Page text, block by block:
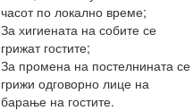
часот по локално време;
За хигиената на собите се
грижат гостите;
За промена на постелнината се
грижи одговорно лице на
барање на гостите.